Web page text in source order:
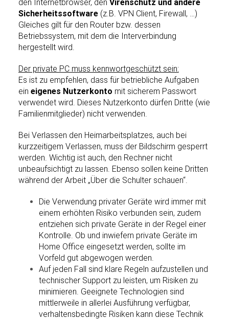
den Internetbrowser, den Virenschutz und andere
Sicherheitssoftware(z.B. VPN Client, Firewall, …)
Gleiches gilt für den Router bzw. dessen
Betriebssystem, mit dem die Interverbindung
hergestellt wird.
Der private PC muss kennwortgeschützt sein:
Es ist zu empfehlen, dass für betriebliche Aufgaben
ein eigenes Nutzerkonto mit sicherem Passwort
verwendet wird. Dieses Nutzerkonto dürfen Dritte (wie
Familienmitglieder) nicht verwenden.
Bei Verlassen den Heimarbeitsplatzes, auch bei
kurzzeitigem Verlassen, muss der Bildschirm gesperrt
werden. Wichtig ist auch, den Rechner nicht
unbeaufsichtigt zu lassen. Ebenso sollen keine Dritten
während der Arbeit „Über die Schulter schauen“.
Die Verwendung privater Geräte wird immer mit
einem erhöhten Risiko verbunden sein, zudem
entziehen sich private Geräte in der Regel einer
Kontrolle. Ob und inwiefern private Geräte im
Home Office eingesetzt werden, sollte im
Vorfeld gut abgewogen werden.
Auf jeden Fall sind klare Regeln aufzustellen und
technischer Support zu leisten, um Risiken zu
minimieren. Geeignete Technologien sind
mittlerweile in allerlei Ausführung verfügbar,
verhaltensbedingte Risiken kann diese Technik